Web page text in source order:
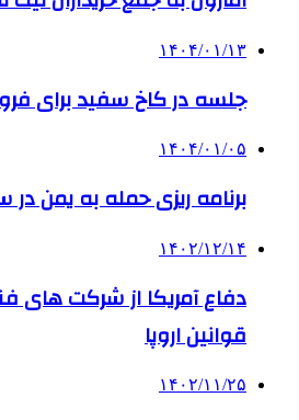
۱۴۰۴/۰۱/۱۳
جلسه در کاخ سفید برای
۱۴۰۴/۰۱/۰۵
برنامه ریزی حمله به یمن در
۱۴۰۲/۱۲/۱۴
دفاع آمریکا از شرکت های
قوانین اروپا
۱۴۰۲/۱۱/۲۵